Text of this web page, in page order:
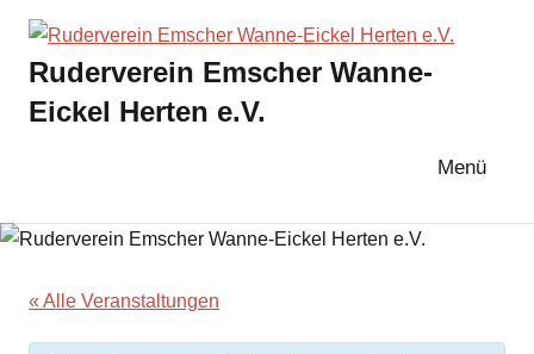
Zum
springen
Ruderverein Emscher Wanne-
Eickel Herten e.V.
Menü
« Alle Veranstaltungen